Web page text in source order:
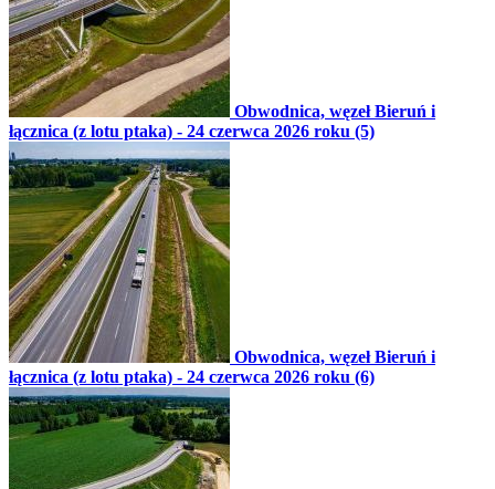
Obwodnica, węzeł Bieruń i
łącznica (z lotu ptaka) - 24 czerwca 2026 roku (5)
Obwodnica, węzeł Bieruń i
łącznica (z lotu ptaka) - 24 czerwca 2026 roku (6)